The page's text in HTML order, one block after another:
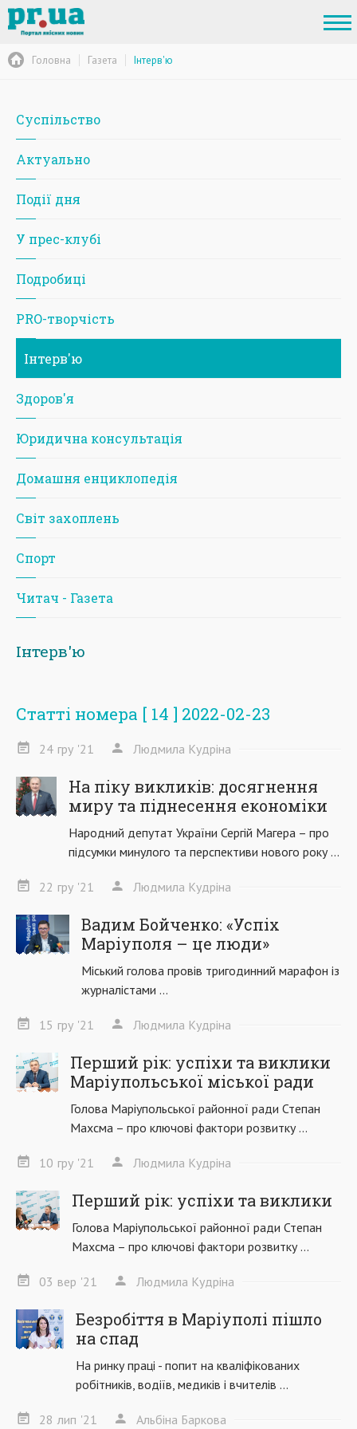
Головна Газета Iнтерв'ю
Суспільство
Актуально
Події дня
У прес-клубі
Подробиці
PRO-творчість
Iнтерв'ю
Здоров'я
Юридична консультація
Домашня енциклопедія
Світ захоплень
Спорт
Читач - Газета
Iнтерв'ю
Статті номера [ 14 ] 2022-02-23
24 гру '21 Людмила Кудріна
На піку викликів: досягнення
миру та піднесення економіки
Народний депутат України Сергій Магера – про
підсумки минулого та перспективи нового року ...
22 гру '21 Людмила Кудріна
Вадим Бойченко: «Успіх
Маріуполя – це люди»
Міський голова провів тригодинний марафон із
журналістами ...
15 гру '21 Людмила Кудріна
Перший рік: успіхи та виклики
Маріупольської міської ради
Голова Маріупольської районної ради Степан
Махсма – про ключові фактори розвитку ...
10 гру '21 Людмила Кудріна
Перший рік: успіхи та виклики
Голова Маріупольської районної ради Степан
Махсма – про ключові фактори розвитку ...
03 вер '21 Людмила Кудріна
Безробіття в Маріуполі пішло
на спад
На ринку праці - попит на кваліфікованих
робітників, водіїв, медиків і вчителів ...
28 лип '21 Альбіна Баркова